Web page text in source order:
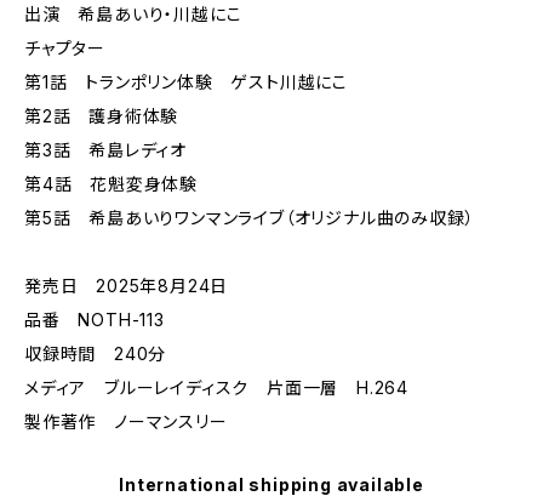
出演 希島あいり・川越にこ
チャプター
第1話 トランポリン体験 ゲスト川越にこ
第2話 護身術体験
第3話 希島レディオ
第4話 花魁変身体験
第5話 希島あいりワンマンライブ（オリジナル曲のみ収録）
発売日 2025年8月24日
品番 NOTH-113
収録時間 240分
メディア ブルーレイディスク 片面一層 H.264
製作著作 ノーマンスリー
International shipping available